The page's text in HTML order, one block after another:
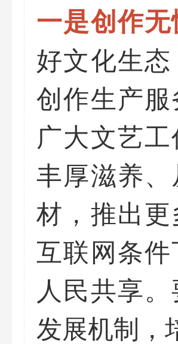
一是创作
好文化生
创作生产
广大文艺
丰厚滋养
材，推出
互联网条
人民共享
发展机制，